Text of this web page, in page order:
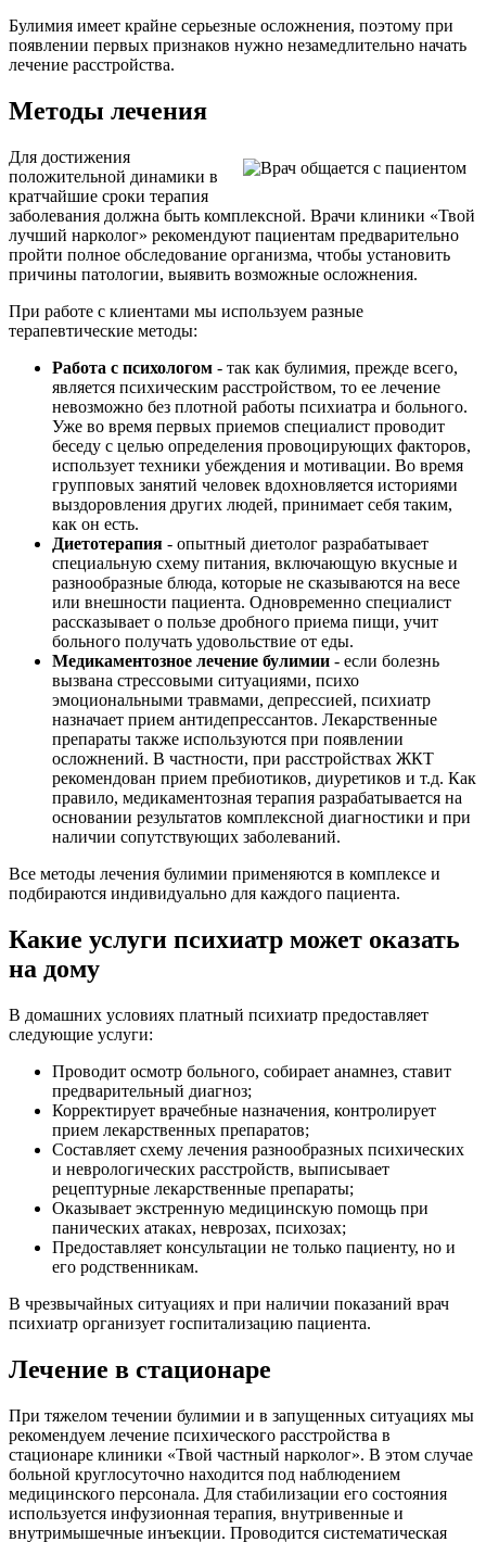
Дежурный нарколог
Здравствуйте! Готова помочь
вас появятся вопросы.
Булимия имеет крайне серьезные осложнения, поэтому при
появлении первых признаков нужно незамедлительно начать
лечение расстройства.
Методы лечения
Для достижения
положительной динамики в
кратчайшие сроки терапия
заболевания должна быть комплексной. Врачи клиники «Твой
лучший нарколог» рекомендуют пациентам предварительно
пройти полное обследование организма, чтобы установить
причины патологии, выявить возможные осложнения.
При работе с клиентами мы используем разные
терапевтические методы:
Работа с психологом - так как булимия, прежде всего,
является психическим расстройством, то ее лечение
невозможно без плотной работы психиатра и больного.
Уже во время первых приемов специалист проводит
беседу с целью определения провоцирующих факторов,
использует техники убеждения и мотивации. Во время
групповых занятий человек вдохновляется историями
выздоровления других людей, принимает себя таким,
как он есть.
Диетотерапия - опытный диетолог разрабатывает
специальную схему питания, включающую вкусные и
разнообразные блюда, которые не сказываются на весе
или внешности пациента. Одновременно специалист
рассказывает о пользе дробного приема пищи, учит
больного получать удовольствие от еды.
Медикаментозное лечение булимии - если болезнь
вызвана стрессовыми ситуациями, психо
эмоциональными травмами, депрессией, психиатр
назначает прием антидепрессантов. Лекарственные
препараты также используются при появлении
осложнений. В частности, при расстройствах ЖКТ
рекомендован прием пребиотиков, диуретиков и т.д. Как
правило, медикаментозная терапия разрабатывается на
основании результатов комплексной диагностики и при
наличии сопутствующих заболеваний.
Все методы лечения булимии применяются в комплексе и
подбираются индивидуально для каждого пациента.
Какие услуги психиатр может оказать
на дому
В домашних условиях платный психиатр предоставляет
следующие услуги:
Проводит осмотр больного, собирает анамнез, ставит
предварительный диагноз;
Корректирует врачебные назначения, контролирует
прием лекарственных препаратов;
Составляет схему лечения разнообразных психических
и неврологических расстройств, выписывает
рецептурные лекарственные препараты;
Оказывает экстренную медицинскую помощь при
панических атаках, неврозах, психозах;
Предоставляет консультации не только пациенту, но и
его родственникам.
В чрезвычайных ситуациях и при наличии показаний врач
психиатр организует госпитализацию пациента.
Лечение в стационаре
При тяжелом течении булимии и в запущенных ситуациях мы
рекомендуем лечение психического расстройства в
стационаре клиники «Твой частный нарколог». В этом случае
больной круглосуточно находится под наблюдением
медицинского персонала. Для стабилизации его состояния
используется инфузионная терапия, внутривенные и
внутримышечные инъекции. Проводится систематическая